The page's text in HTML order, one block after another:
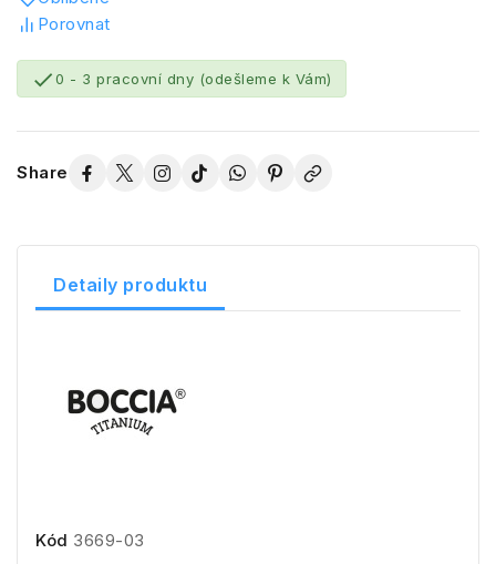
Porovnat
0 - 3 pracovní dny (odešleme k Vám)
Share
Detaily produktu
Kód 3669-03